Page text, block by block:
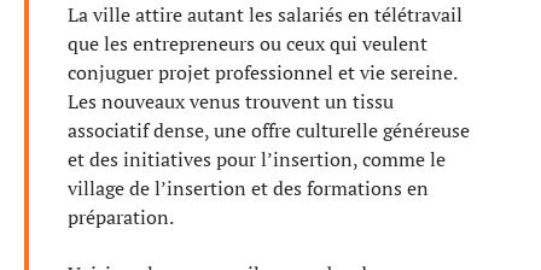
La ville attire autant les salariés en télétravail
que les entrepreneurs ou ceux qui veulent
conjuguer projet professionnel et vie sereine.
Les nouveaux venus trouvent un tissu
associatif dense, une offre culturelle généreuse
et des initiatives pour l’insertion, comme le
village de l’insertion et des formations en
préparation.